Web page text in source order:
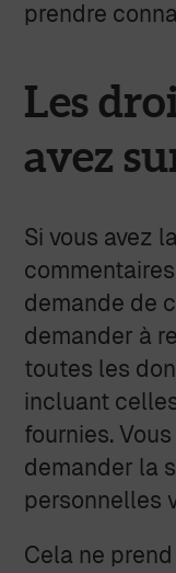
prendre
Les
avez
Si vous avez
demande de
demander à
toutes les
incluant
fournies.
demander la
personnelles
Cela ne